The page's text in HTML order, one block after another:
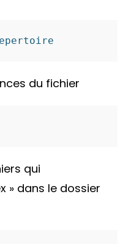
du fichier
qui
» dans le dossier